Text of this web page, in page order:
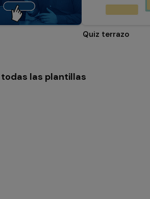
Quiz terrazo
todas las plantillas